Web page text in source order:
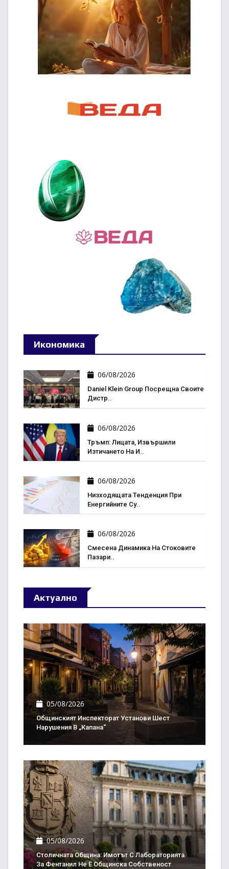
Икономика
06/08/2026
Daniel Klein Group Посрещна Своите
Дистр..
06/08/2026
Тръмп: Лицата, Извършили
Изтичането На И..
06/08/2026
Низходящата Тенденция При
Енергийните Су..
06/08/2026
Смесена Динамика На Стоковите
Пазари..
Актуално
05/08/2026
Общинският Инспекторат Установи Шест
Нарушения В „Капана“
05/08/2026
Столичната Община: Имотът С Лабораторията
За Фентанил Не Е Общинска Собственост